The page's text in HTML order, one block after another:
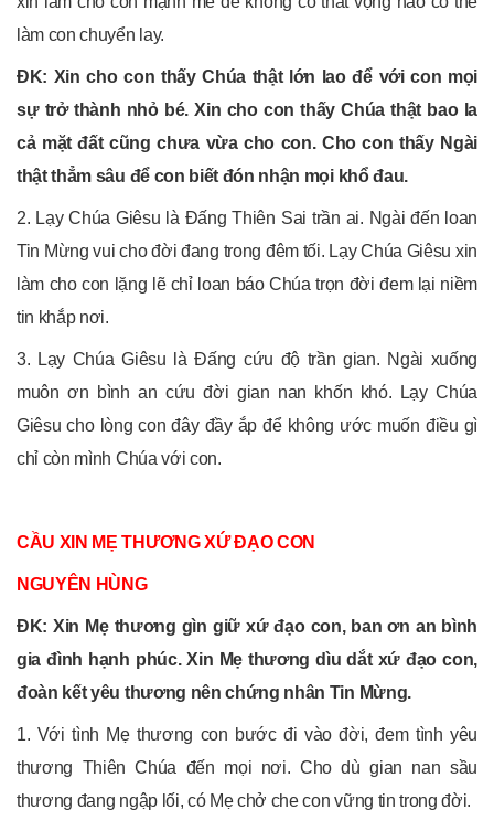
làm con chuyển lay.
ĐK: Xin cho con thấy Chúa thật lớn lao để với con mọi
sự trở thành nhỏ bé. Xin cho con thấy Chúa thật bao la
cả mặt đất cũng chưa vừa cho con. Cho con thấy Ngài
thật thẳm sâu để con biết đón nhận mọi khổ đau.
2. Lạy Chúa Giêsu là Đấng Thiên Sai trần ai. Ngài đến loan
Tin Mừng vui cho đời đang trong đêm tối. Lạy Chúa Giêsu xin
làm cho con lặng lẽ chỉ loan báo Chúa trọn đời đem lại niềm
tin khắp nơi.
3. Lạy Chúa Giêsu là Đấng cứu độ trần gian. Ngài xuống
muôn ơn bình an cứu đời gian nan khốn khó. Lạy Chúa
Giêsu cho lòng con đây đầy ắp để không ước muốn điều gì
chỉ còn mình Chúa với con.
CẦU XIN MẸ THƯƠNG XỨ ĐẠO CON
NGUYÊN HÙNG
ĐK: Xin Mẹ thương gìn giữ xứ đạo con, ban ơn an bình
gia đình hạnh phúc. Xin Mẹ thương dìu dắt xứ đạo con,
đoàn kết yêu thương nên chứng nhân Tin Mừng.
1. Với tình Mẹ thương con bước đi vào đời, đem tình yêu
thương Thiên Chúa đến mọi nơi. Cho dù gian nan sầu
thương đang ngập lối, có Mẹ chở che con vững tin trong đời.